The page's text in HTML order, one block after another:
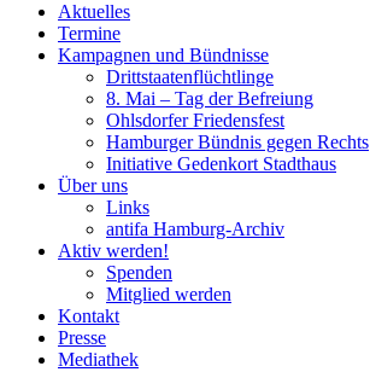
Aktuelles
Termine
Kampagnen und Bündnisse
Drittstaatenflüchtlinge
8. Mai – Tag der Befreiung
Ohlsdorfer Friedensfest
Hamburger Bündnis gegen Rechts
Initiative Gedenkort Stadthaus
Über uns
Links
antifa Hamburg-Archiv
Aktiv werden!
Spenden
Mitglied werden
Kontakt
Presse
Mediathek